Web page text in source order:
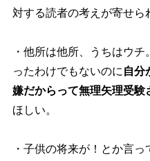
対する読者の考えが寄せら
・他所は他所、うちはウ
ったわけでもないのに 自分
嫌だからって無理矢理受験
ほしい。
・子供の将来が！とか言